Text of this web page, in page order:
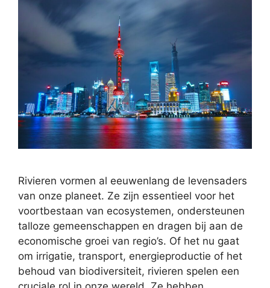
Rivieren vormen al eeuwenlang de levensaders
van onze planeet. Ze zijn essentieel voor het
voortbestaan van ecosystemen, ondersteunen
talloze gemeenschappen en dragen bij aan de
economische groei van regio’s. Of het nu gaat
om irrigatie, transport, energieproductie of het
behoud van biodiversiteit, rivieren spelen een